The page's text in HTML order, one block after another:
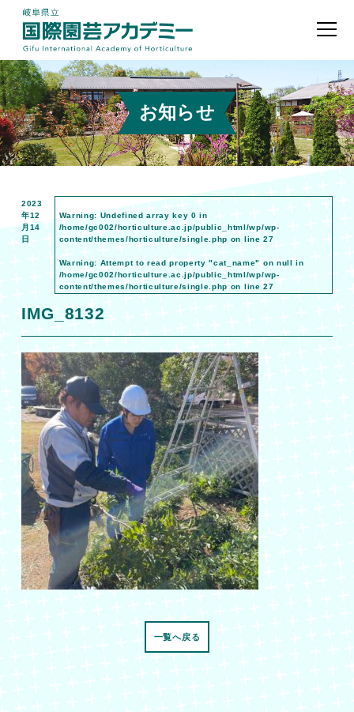
お知らせ
2023
年12
月14
日
Warning: Undefined array key 0 in
/home/gc002/horticulture.ac.jp/public_html/wp/wp-
content/themes/horticulture/single.php on line27
Warning: Attempt to read property "cat_name" on null in
/home/gc002/horticulture.ac.jp/public_html/wp/wp-
content/themes/horticulture/single.php on line27
IMG_8132
一覧へ戻る